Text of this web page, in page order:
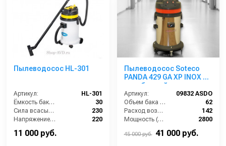
Пылеводосос HL-301
Артикул:
HL-301
Ёмкость бака (л):
30
Сила всасывания (мбар):
230
Напряжение (В):
220
Мощность (кВт):
11 000 руб.
Пылеводосос Soteco
PANDA 429 GA XP INOX 2-
х турбинный
Артикул:
09832 ASDO
Объем бака (л):
62
Расход воздуха (л/сек):
142
Мощность (Вт):
2800
45 000 руб. 41 000 руб.